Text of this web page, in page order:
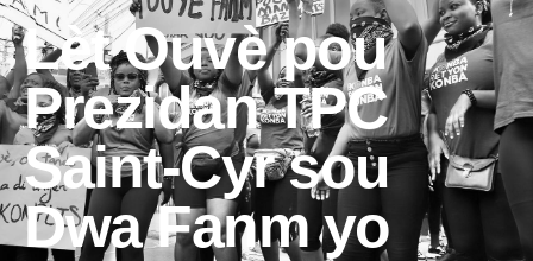
Lèt Ouvè pou
Prezidan TPC
Saint-Cyr sou
Dwa Fanm yo